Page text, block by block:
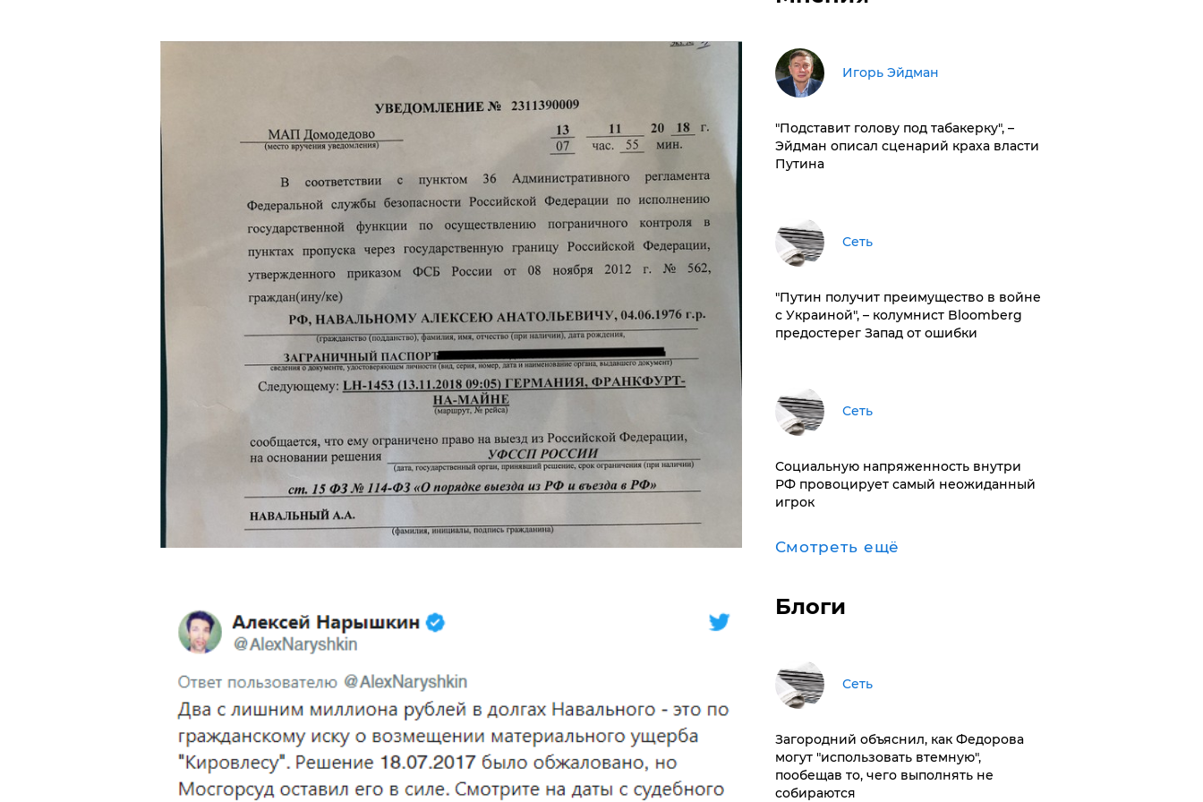
Игорь Эйдман
​"Подставит голову под табакерку", –
Эйдман описал сценарий краха власти
Путина
Сеть
"Путин получит преимущество в войне
с Украиной", – колумнист Bloomberg
предостерег Запад от ошибки
Сеть
Социальную напряженность внутри
РФ провоцирует самый неожиданный
игрок
Смотреть ещё
Блоги
Сеть
Загородний объяснил, как Федорова
могут "использовать втемную",
пообещав то, чего выполнять не
собираются